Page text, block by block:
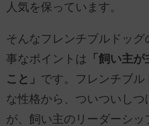
人気を保っています。
そんなフレンチブルドッ
事なポイントは 「飼い主
こと」 です。フレンチブ
な性格から、ついついし
が、飼い主のリーダーシ